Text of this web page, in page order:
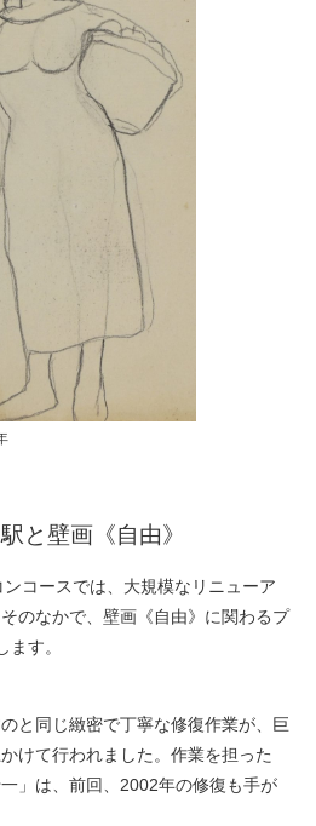
と壁画《自由》
コースでは、大規模なリニューア
のなかで、壁画《自由》に関わるプ
す。
と同じ緻密で丁寧な修復作業が、巨
けて行われました。作業を担った
」は、前回、2002年の修復も手が